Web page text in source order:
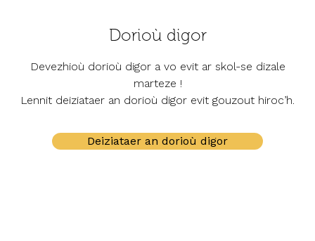
Dorioù digor
Devezhioù dorioù digor a vo evit ar skol-se dizale
marteze !
Lennit deiziataer an dorioù digor evit gouzout hiroc’h.
Deiziataer an dorioù digor